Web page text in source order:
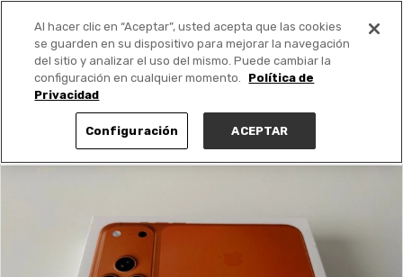
PUBLICA GRATIS +
Al hacer clic en “Aceptar”, usted acepta que las cookies
se guarden en su dispositivo para mejorar la navegación
del sitio y analizar el uso del mismo. Puede cambiar la
configuración en cualquier momento.
Política de
Privacidad
Configuración ACEPTAR